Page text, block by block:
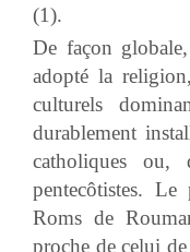
(1).
De façon
adopté la
culturels
durablement
catholiques ou,
pentecôtistes.
Roms de
proche de celui